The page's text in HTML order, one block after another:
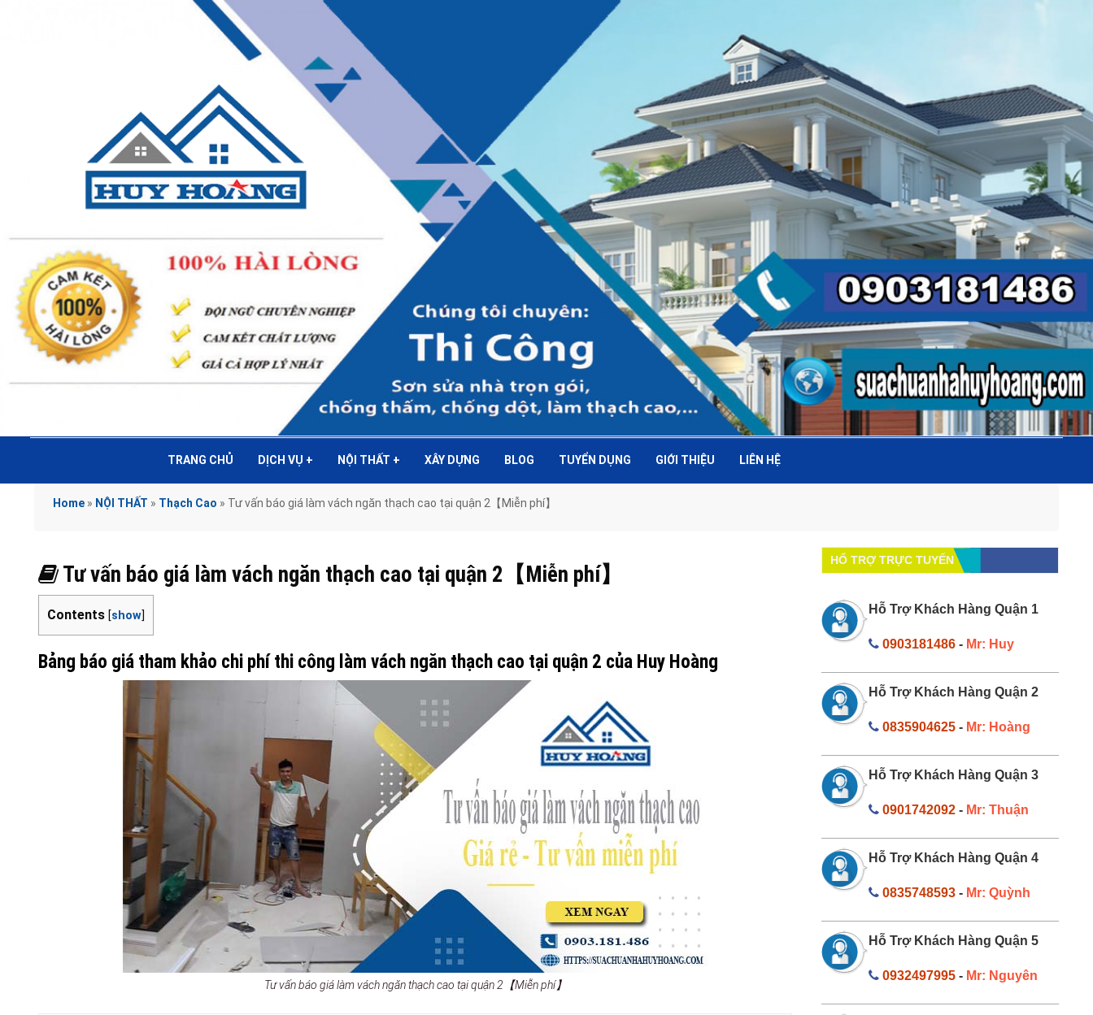
TRANG CHỦ DỊCH VỤ + NỘI THẤT + XÂY DỰNG BLOG TUYỂN DỤNG GIỚI THIỆU LIÊN HỆ
Home » NỘI THẤT » Thạch Cao » Tư vấn báo giá làm vách ngăn thạch cao tại quận 2【Miễn phí】
Tư vấn báo giá làm vách ngăn thạch cao tại quận 2【Miễn phí】
Contents [show]
Bảng báo giá tham khảo chi phí thi công làm vách ngăn thạch cao tại quận 2 của Huy Hoàng
Tư vấn báo giá làm vách ngăn thạch cao tại quận 2【Miễn phí】
HỔ TRỢ TRỰC TUYẾN
Hỗ Trợ Khách Hàng Quận 1
0903181486 - Mr: Huy
Hỗ Trợ Khách Hàng Quận 2
0835904625 - Mr: Hoàng
Hỗ Trợ Khách Hàng Quận 3
0901742092 - Mr: Thuận
Hỗ Trợ Khách Hàng Quận 4
0835748593 - Mr: Quỳnh
Hỗ Trợ Khách Hàng Quận 5
0932497995 - Mr: Nguyên